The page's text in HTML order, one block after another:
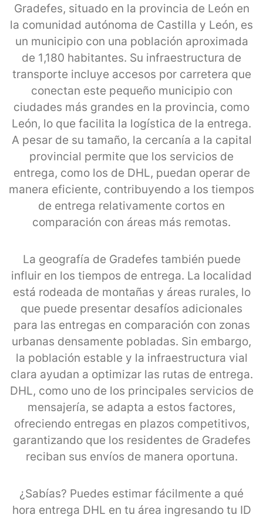
Gradefes, situado en la provincia de León en
la comunidad autónoma de Castilla y León, es
un municipio con una población aproximada
de 1,180 habitantes. Su infraestructura de
transporte incluye accesos por carretera que
conectan este pequeño municipio con
ciudades más grandes en la provincia, como
León, lo que facilita la logística de la entrega.
A pesar de su tamaño, la cercanía a la capital
provincial permite que los servicios de
entrega, como los de DHL, puedan operar de
manera eficiente, contribuyendo a los tiempos
de entrega relativamente cortos en
comparación con áreas más remotas.
La geografía de Gradefes también puede
influir en los tiempos de entrega. La localidad
está rodeada de montañas y áreas rurales, lo
que puede presentar desafíos adicionales
para las entregas en comparación con zonas
urbanas densamente pobladas. Sin embargo,
la población estable y la infraestructura vial
clara ayudan a optimizar las rutas de entrega.
DHL, como uno de los principales servicios de
mensajería, se adapta a estos factores,
ofreciendo entregas en plazos competitivos,
garantizando que los residentes de Gradefes
reciban sus envíos de manera oportuna.
¿Sabías? Puedes estimar fácilmente a qué
hora entrega DHL en tu área ingresando tu ID